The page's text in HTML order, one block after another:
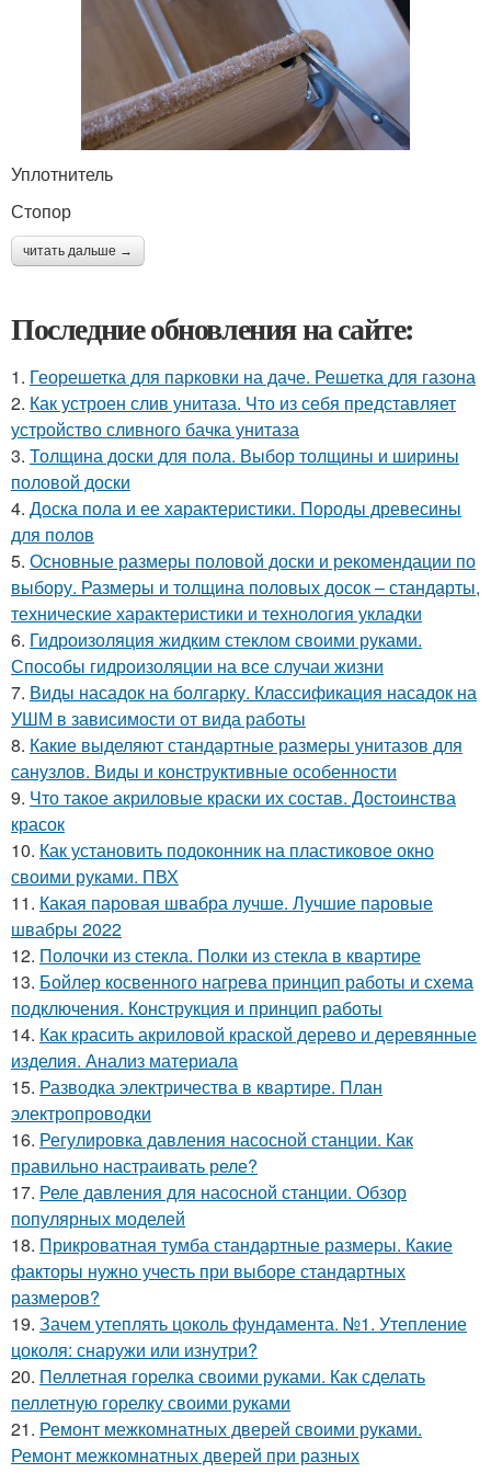
Уплотнитель
Стопор
читать дальше →
Последние обновления на сайте:
1. Георешетка для парковки на даче. Решетка для газона
2. Как устроен слив унитаза. Что из себя представляет
устройство сливного бачка унитаза
3. Толщина доски для пола. Выбор толщины и ширины
половой доски
4. Доска пола и ее характеристики. Породы древесины
для полов
5. Основные размеры половой доски и рекомендации по
выбору. Размеры и толщина половых досок – стандарты,
технические характеристики и технология укладки
6. Гидроизоляция жидким стеклом своими руками.
Способы гидроизоляции на все случаи жизни
7. Виды насадок на болгарку. Классификация насадок на
УШМ в зависимости от вида работы
8. Какие выделяют стандартные размеры унитазов для
санузлов. Виды и конструктивные особенности
9. Что такое акриловые краски их состав. Достоинства
красок
10. Как установить подоконник на пластиковое окно
своими руками. ПВХ
11. Какая паровая швабра лучше. Лучшие паровые
швабры 2022
12. Полочки из стекла. Полки из стекла в квартире
13. Бойлер косвенного нагрева принцип работы и схема
подключения. Конструкция и принцип работы
14. Как красить акриловой краской дерево и деревянные
изделия. Анализ материала
15. Разводка электричества в квартире. План
электропроводки
16. Регулировка давления насосной станции. Как
правильно настраивать реле?
17. Реле давления для насосной станции. Обзор
популярных моделей
18. Прикроватная тумба стандартные размеры. Какие
факторы нужно учесть при выборе стандартных
размеров?
19. Зачем утеплять цоколь фундамента. №1. Утепление
цоколя: снаружи или изнутри?
20. Пеллетная горелка своими руками. Как сделать
пеллетную горелку своими руками
21. Ремонт межкомнатных дверей своими руками.
Ремонт межкомнатных дверей при разных